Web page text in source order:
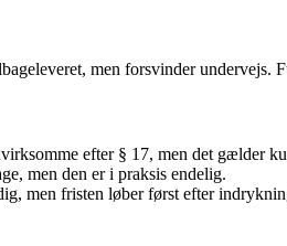
men forsvinder undervejs.
efter § 17, men det gælder
men den er i praksis endelig.
men fristen løber først efter